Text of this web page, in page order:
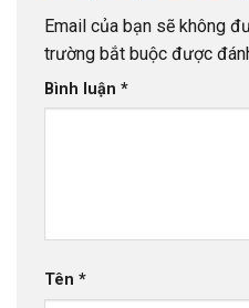
Email của bạn sẽ không
trường bắt buộc được
Bình luận *
Tên *